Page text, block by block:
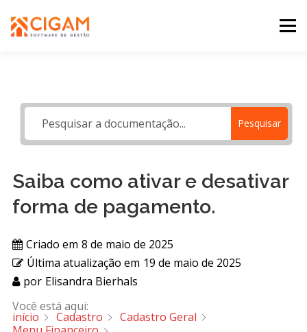
para
Menu
PORTAL WEB MOBILE SUPORTE Pesquisar
Saiba como ativar e desativar
forma de pagamento.
Criado em 8 de maio de 2025
Última atualização em 19 de maio de 2025
por Elisandra Bierhals
Você está aqui:
início Cadastro
Cadastro Geral